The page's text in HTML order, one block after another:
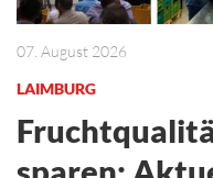
07. August 2026
LAIMBURG